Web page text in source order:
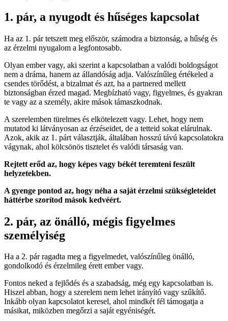
1. pár, a nyugodt és hűséges kapcsolat
Ha az 1. pár tetszett meg először, számodra a biztonság, a hűség és
az érzelmi nyugalom a legfontosabb.
Olyan ember vagy, aki szerint a kapcsolatban a valódi boldogságot
nem a dráma, hanem az állandóság adja. Valószínűleg értékeled a
csendes törődést, a bizalmat és azt, ha a partnered mellett
biztonságban érzed magad. Megbízható vagy, figyelmes, és gyakran
te vagy az a személy, akire mások támaszkodnak.
A szerelemben türelmes és elkötelezett vagy. Lehet, hogy nem
mutatod ki látványosan az érzéseidet, de a tetteid sokat elárulnak.
Azok, akik az 1. párt választják, általában hosszú távú kapcsolatokra
vágynak, ahol kölcsönös tisztelet és valódi társaság van.
Rejtett erőd az, hogy képes vagy békét teremteni feszült
helyzetekben.
A gyenge pontod az, hogy néha a saját érzelmi szükségleteidet
háttérbe szorítod mások kedvéért.
2. pár, az önálló, mégis figyelmes
személyiség
Ha a 2. pár ragadta meg a figyelmedet, valószínűleg önálló,
gondolkodó és érzelmileg érett ember vagy.
Fontos neked a fejlődés és a szabadság, még egy kapcsolatban is.
Hiszel abban, hogy a szerelem nem lehet irányító vagy szűkítő.
Inkább olyan kapcsolatot keresel, ahol mindkét fél támogatja a
másikat, miközben megőrzi a saját egyéniségét.